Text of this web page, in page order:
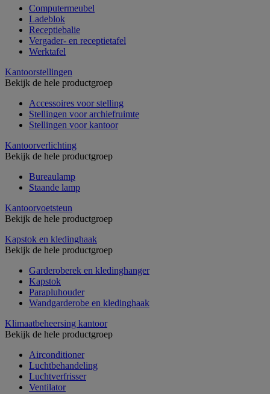
Computermeubel
Ladeblok
Receptiebalie
Vergader- en receptietafel
Werktafel
Kantoorstellingen
Bekijk de hele productgroep
Accessoires voor stelling
Stellingen voor archiefruimte
Stellingen voor kantoor
Kantoorverlichting
Bekijk de hele productgroep
Bureaulamp
Staande lamp
Kantoorvoetsteun
Bekijk de hele productgroep
Kapstok en kledinghaak
Bekijk de hele productgroep
Garderoberek en kledinghanger
Kapstok
Parapluhouder
Wandgarderobe en kledinghaak
Klimaatbeheersing kantoor
Bekijk de hele productgroep
Airconditioner
Luchtbehandeling
Luchtverfrisser
Ventilator